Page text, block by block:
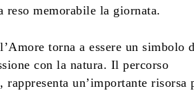
memorabile la giornata.
torna a essere un simbolo
con la natura. Il percorso
un’importante risorsa